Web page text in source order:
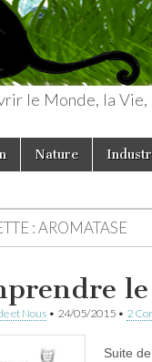
le Monde, la
Nature
:AROMATASE
et Nous • 24/05/2015 • 2
Suite